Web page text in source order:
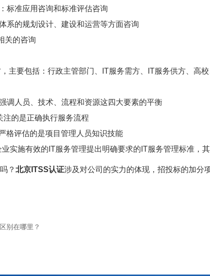
标准应用咨询和标准评估咨询
的规划设计、建设和运营等方面咨询
关的咨询
要包括：行政主管部门、IT服务需方、IT服务供方、高校
人员、技术、流程和资源这四大要素的平衡
的是正确执行服务流程
评估的是项目管理人员知识技能
实施有效的IT服务管理提出明确要求的IT服务管理标准，其
？ 北京ITSS认证涉及对公司的实力的体现，招投标的加分
别在哪里？